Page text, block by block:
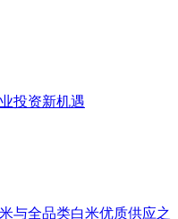
投资新机遇
与全品类白米优质供应之